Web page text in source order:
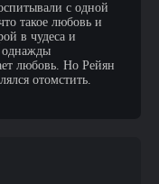
с одной
такое любовь и
в чудеса и
однажды
любовь. Но Рейян
отомстить.